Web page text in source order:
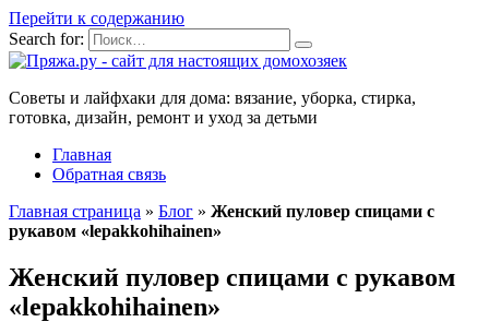
Перейти к содержанию
Search for:
Советы и лайфхаки для дома: вязание, уборка, стирка,
готовка, дизайн, ремонт и уход за детьми
Главная
Обратная связь
Главная страница » Блог » Женский пуловер спицами с
рукавом «lepakkohihainen»
Женский пуловер спицами с рукавом
«lepakkohihainen»